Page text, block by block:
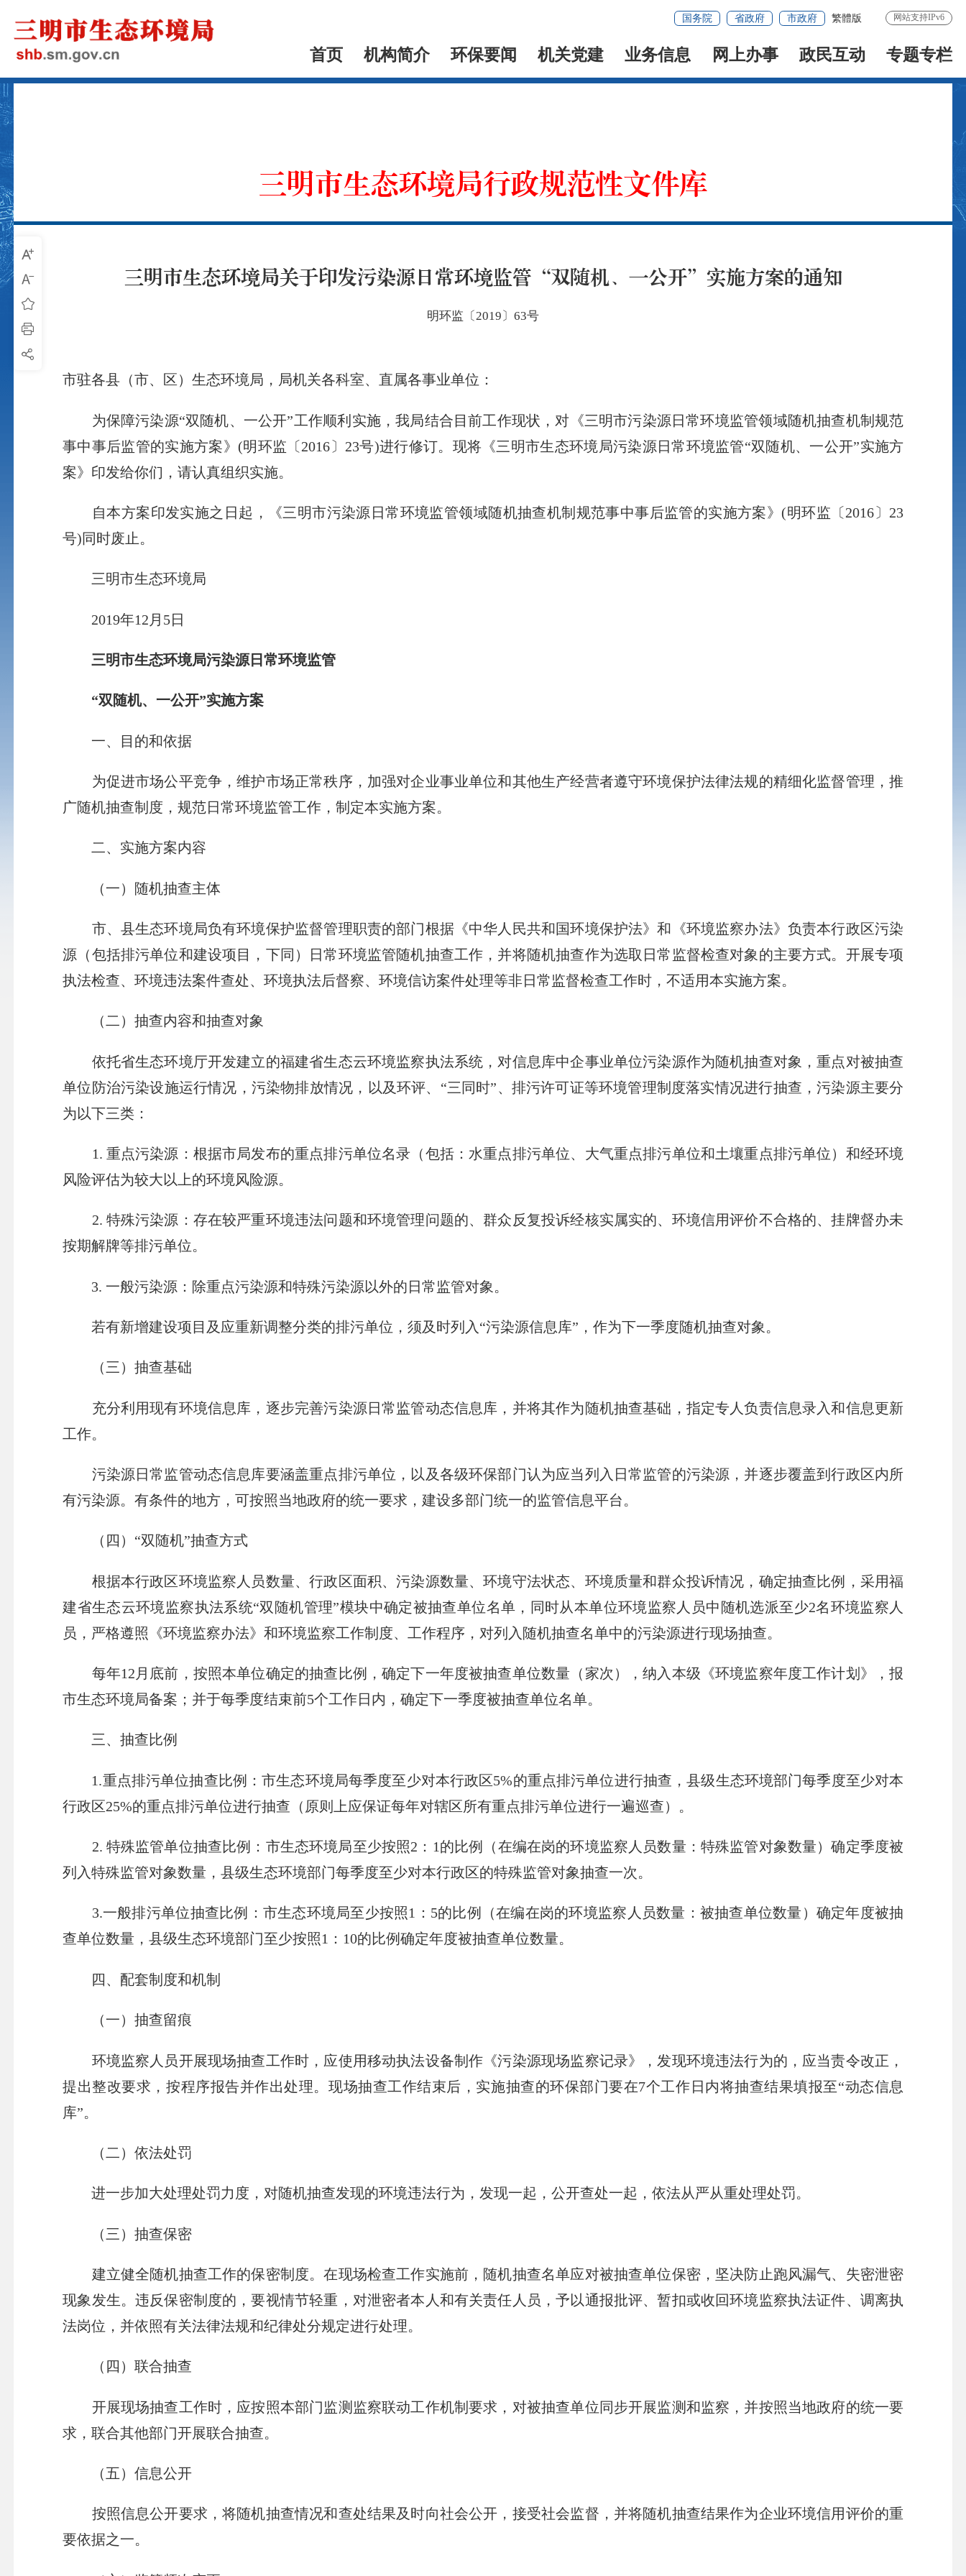
国务院 省政府 市政府 繁體版 网站支持IPv6
首页 机构简介 环保要闻 机关党建 业务信息 网上办事 政民互动 专题专栏
三明市生态环境局行政规范性文件库
三明市生态环境局关于印发污染源日常环境监管“双随机、一公开”实施方案的通知
明环监〔2019〕63号
市驻各县（市、区）生态环境局，局机关各科室、直属各事业单位：
为保障污染源“双随机、一公开”工作顺利实施，我局结合目前工作现状，对《三明市污染源日常环境监管领域随机抽查机制规范
事中事后监管的实施方案》(明环监〔2016〕23号)进行修订。现将《三明市生态环境局污染源日常环境监管“双随机、一公开”实施方
案》印发给你们，请认真组织实施。
自本方案印发实施之日起，《三明市污染源日常环境监管领域随机抽查机制规范事中事后监管的实施方案》(明环监〔2016〕23
号)同时废止。
三明市生态环境局
2019年12月5日
三明市生态环境局污染源日常环境监管
“双随机、一公开”实施方案
一、目的和依据
为促进市场公平竞争，维护市场正常秩序，加强对企业事业单位和其他生产经营者遵守环境保护法律法规的精细化监督管理，推
广随机抽查制度，规范日常环境监管工作，制定本实施方案。
二、实施方案内容
（一）随机抽查主体
市、县生态环境局负有环境保护监督管理职责的部门根据《中华人民共和国环境保护法》和《环境监察办法》负责本行政区污染
源（包括排污单位和建设项目，下同）日常环境监管随机抽查工作，并将随机抽查作为选取日常监督检查对象的主要方式。开展专项
执法检查、环境违法案件查处、环境执法后督察、环境信访案件处理等非日常监督检查工作时，不适用本实施方案。
（二）抽查内容和抽查对象
依托省生态环境厅开发建立的福建省生态云环境监察执法系统，对信息库中企事业单位污染源作为随机抽查对象，重点对被抽查
单位防治污染设施运行情况，污染物排放情况，以及环评、“三同时”、排污许可证等环境管理制度落实情况进行抽查，污染源主要分
为以下三类：
1. 重点污染源：根据市局发布的重点排污单位名录（包括：水重点排污单位、大气重点排污单位和土壤重点排污单位）和经环境
风险评估为较大以上的环境风险源。
2. 特殊污染源：存在较严重环境违法问题和环境管理问题的、群众反复投诉经核实属实的、环境信用评价不合格的、挂牌督办未
按期解牌等排污单位。
3. 一般污染源：除重点污染源和特殊污染源以外的日常监管对象。
若有新增建设项目及应重新调整分类的排污单位，须及时列入“污染源信息库”，作为下一季度随机抽查对象。
（三）抽查基础
充分利用现有环境信息库，逐步完善污染源日常监管动态信息库，并将其作为随机抽查基础，指定专人负责信息录入和信息更新
工作。
污染源日常监管动态信息库要涵盖重点排污单位，以及各级环保部门认为应当列入日常监管的污染源，并逐步覆盖到行政区内所
有污染源。有条件的地方，可按照当地政府的统一要求，建设多部门统一的监管信息平台。
（四）“双随机”抽查方式
根据本行政区环境监察人员数量、行政区面积、污染源数量、环境守法状态、环境质量和群众投诉情况，确定抽查比例，采用福
建省生态云环境监察执法系统“双随机管理”模块中确定被抽查单位名单，同时从本单位环境监察人员中随机选派至少2名环境监察人
员，严格遵照《环境监察办法》和环境监察工作制度、工作程序，对列入随机抽查名单中的污染源进行现场抽查。
每年12月底前，按照本单位确定的抽查比例，确定下一年度被抽查单位数量（家次），纳入本级《环境监察年度工作计划》，报
市生态环境局备案；并于每季度结束前5个工作日内，确定下一季度被抽查单位名单。
三、抽查比例
1.重点排污单位抽查比例：市生态环境局每季度至少对本行政区5%的重点排污单位进行抽查，县级生态环境部门每季度至少对本
行政区25%的重点排污单位进行抽查（原则上应保证每年对辖区所有重点排污单位进行一遍巡查）。
2. 特殊监管单位抽查比例：市生态环境局至少按照2：1的比例（在编在岗的环境监察人员数量：特殊监管对象数量）确定季度被
列入特殊监管对象数量，县级生态环境部门每季度至少对本行政区的特殊监管对象抽查一次。
3.一般排污单位抽查比例：市生态环境局至少按照1：5的比例（在编在岗的环境监察人员数量：被抽查单位数量）确定年度被抽
查单位数量，县级生态环境部门至少按照1：10的比例确定年度被抽查单位数量。
四、配套制度和机制
（一）抽查留痕
环境监察人员开展现场抽查工作时，应使用移动执法设备制作《污染源现场监察记录》，发现环境违法行为的，应当责令改正，
提出整改要求，按程序报告并作出处理。现场抽查工作结束后，实施抽查的环保部门要在7个工作日内将抽查结果填报至“动态信息
库”。
（二）依法处罚
进一步加大处理处罚力度，对随机抽查发现的环境违法行为，发现一起，公开查处一起，依法从严从重处理处罚。
（三）抽查保密
建立健全随机抽查工作的保密制度。在现场检查工作实施前，随机抽查名单应对被抽查单位保密，坚决防止跑风漏气、失密泄密
现象发生。违反保密制度的，要视情节轻重，对泄密者本人和有关责任人员，予以通报批评、暂扣或收回环境监察执法证件、调离执
法岗位，并依照有关法律法规和纪律处分规定进行处理。
（四）联合抽查
开展现场抽查工作时，应按照本部门监测监察联动工作机制要求，对被抽查单位同步开展监测和监察，并按照当地政府的统一要
求，联合其他部门开展联合抽查。
（五）信息公开
按照信息公开要求，将随机抽查情况和查处结果及时向社会公开，接受社会监督，并将随机抽查结果作为企业环境信用评价的重
要依据之一。